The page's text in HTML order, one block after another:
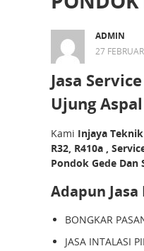
ADMIN
27
Jasa
Ujung
Kami Injaya
R32, R410a ,
Pondok Gede Dan
Adapun
BONGKAR
JASA INTALASI